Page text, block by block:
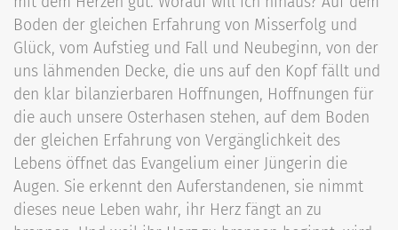
Boden der gleichen Erfahrung von Misserfolg und
Glück, vom Aufstieg und Fall und Neubeginn, von der
uns lähmenden Decke, die uns auf den Kopf fällt und
den klar bilanzierbaren Hoffnungen, Hoffnungen für
die auch unsere Osterhasen stehen, auf dem Boden
der gleichen Erfahrung von Vergänglichkeit des
Lebens öffnet das Evangelium einer Jüngerin die
Augen. Sie erkennt den Auferstandenen, sie nimmt
dieses neue Leben wahr, ihr Herz fängt an zu